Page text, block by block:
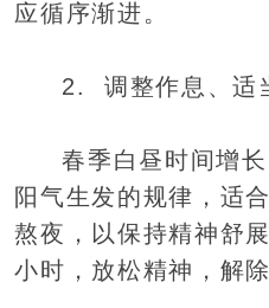
应循序渐进。
2. 调整作息、适
春季白昼时间增
阳气生发的规律，适
熬夜，以保持精神舒
小时，放松精神，解